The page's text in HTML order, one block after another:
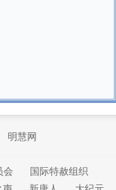
明慧网
会
国际特赦组织